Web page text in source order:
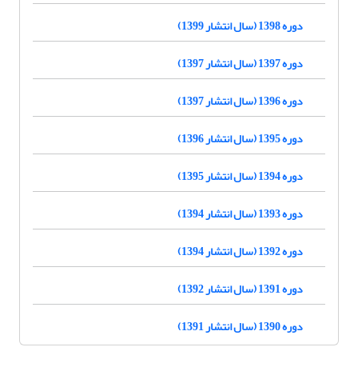
دوره 1398 (سال انتشار 1399)
دوره 1397 (سال انتشار 1397)
دوره 1396 (سال انتشار 1397)
دوره 1395 (سال انتشار 1396)
دوره 1394 (سال انتشار 1395)
دوره 1393 (سال انتشار 1394)
دوره 1392 (سال انتشار 1394)
دوره 1391 (سال انتشار 1392)
دوره 1390 (سال انتشار 1391)